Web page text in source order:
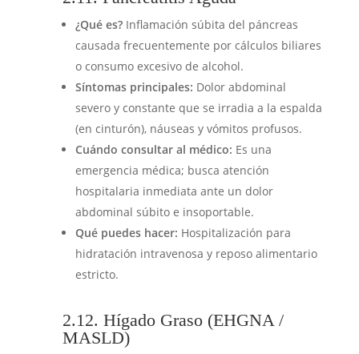
¿Qué es?Inflamación súbita del páncreas
causada frecuentemente por cálculos biliares
o consumo excesivo de alcohol.
Síntomas principales: Dolor abdominal
severo y constante que se irradia a la espalda
(en cinturón), náuseas y vómitos profusos.
Cuándo consultar al médico: Es una
emergencia médica; busca atención
hospitalaria inmediata ante un dolor
abdominal súbito e insoportable.
Qué puedes hacer: Hospitalización para
hidratación intravenosa y reposo alimentario
estricto.
2.12. Hígado Graso (EHGNA /
MASLD)